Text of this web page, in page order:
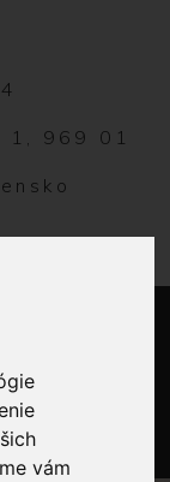
vám
1, 969 01